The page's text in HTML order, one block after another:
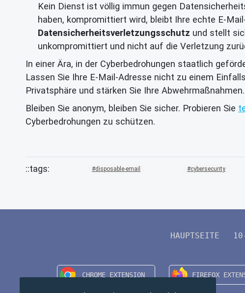
Kein Dienst ist völlig immun gegen
haben, kompromittiert wird, bleibt Ihre echte E-
Datensicherheitsverletzungsschutz und stellt
unkompromittiert und nicht auf die Verletzung
In einer Ära, in der Cyberbedrohungen staatlich
Lassen Sie Ihre E-Mail-Adresse nicht zu einem
Privatsphäre und stärken Sie Ihre Abwehrmaßnahmen.
Bleiben Sie anonym, bleiben Sie sicher. Probieren Sie
Cyberbedrohungen zu schützen.
disposable-email cybersecurity
HAUPTSEITE